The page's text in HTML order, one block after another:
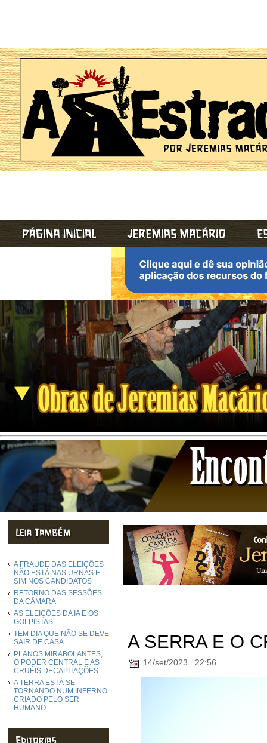
A FRAUDE DAS ELEIÇÕES
NÃO ESTÁ NAS URNAS E
SIM NOS CANDIDATOS
RETORNO DAS SESSÕES
DA CÂMARA
AS ELEIÇÕES DA IA E OS
GOLPISTAS
TEM DIA QUE NÃO SE DEVE
SAIR DE CASA
PLANOS MIRABOLANTES,
O PODER CENTRAL E AS
CRUÉIS DECAPITAÇÕES
A TERRA ESTÁ SE
TORNANDO NUM INFERNO
CRIADO PELO SER
HUMANO
A SERRA E O
14/set/2023 . 22:56